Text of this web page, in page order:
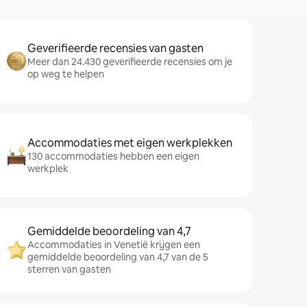
Geverifieerde recensies van gasten
Meer dan 24.430 geverifieerde recensies om je
op weg te helpen
Accommodaties met eigen werkplekken
130 accommodaties hebben een eigen
werkplek
Gemiddelde beoordeling van 4,7
Accommodaties in Venetië krijgen een
gemiddelde beoordeling van 4,7 van de 5
sterren van gasten